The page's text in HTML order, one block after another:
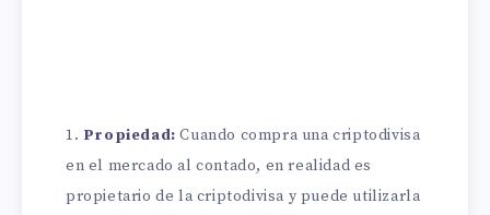
Propiedad: Cuando compra una criptodivisa
en el mercado al contado, en realidad es
propietario de la criptodivisa y puede utilizarla